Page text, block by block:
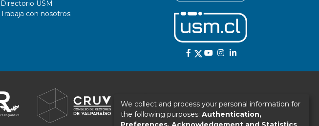
Directorio USM
Trabaja con nosotros
We collect and process your personal information for
the following purposes: Authentication,